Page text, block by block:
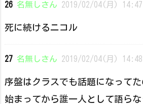
26 名無しさん 2019/02/04(月)
死に続けるニコル
27 名無しさん 2019/02/04(月)
序盤はクラスでも話題になって
始まってから誰一人として語ら